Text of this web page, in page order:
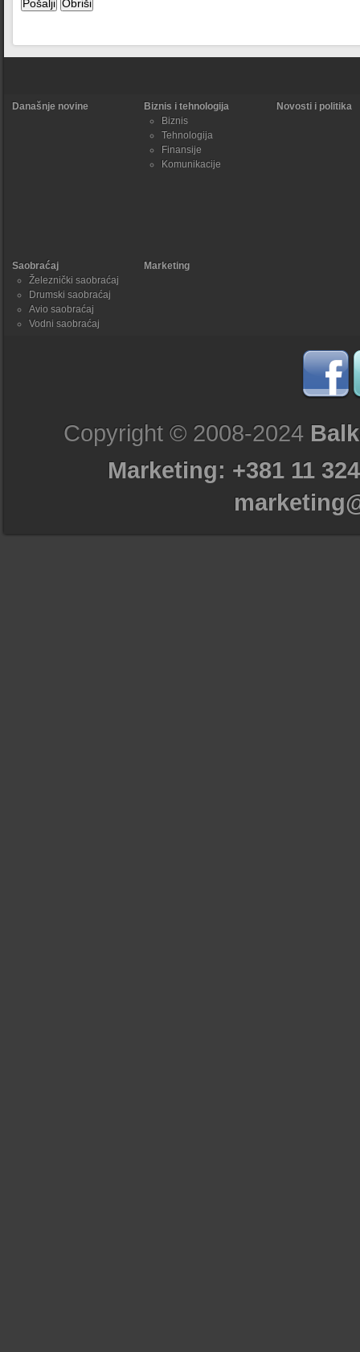
Današnje novine
Biznis i tehnologija
Biznis
Tehnologija
Finansije
Komunikacije
Novosti i politika
Saobraćaj
Železnički saobraćaj
Drumski saobraćaj
Avio saobraćaj
Vodni saobraćaj
Marketing
Copyright © 2008-2024
Marketing: +381 11